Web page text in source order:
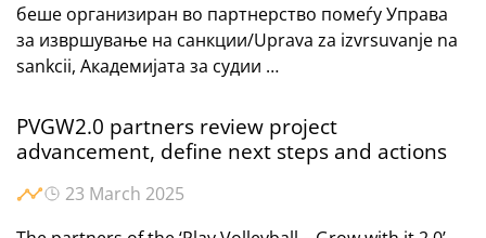
беше организиран во партнерство помеѓу Управа
за извршување на санкции/Uprava za izvrsuvanje na
sankcii, Академијата за судии …
PVGW2.0 partners review project
advancement, define next steps and actions
23 March 2025